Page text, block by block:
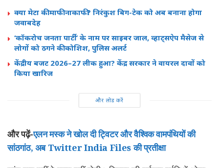
क्या मेटा की माफी नाकाफी? निरंकुश बिग-टेक को अब बनाना होगा
जवाबदेह
‘कॉकरोच जनता पार्टी’ के नाम पर साइबर जाल, व्हाट्सऐप मैसेज से
लोगों को ठगने की कोशिश, पुलिस अलर्ट
केंद्रीय बजट 2026–27 लीक हुआ? केंद्र सरकार ने वायरल दावों को
किया खारिज
और लोड करें
और पढ़ें-एलन मस्क ने खोल दी ट्विटर और वैश्विक वामपंथियों की
सांठगांठ, अब Twitter India Files की प्रतीक्षा